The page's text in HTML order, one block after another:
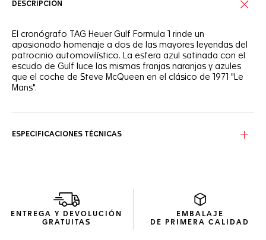
DESCRIPCIÓN
El cronógrafo TAG Heuer Gulf Formula 1 rinde un
apasionado homenaje a dos de las mayores leyendas del
patrocinio automovilístico. La esfera azul satinada con el
escudo de Gulf luce las mismas franjas naranjas y azules
que el coche de Steve McQueen en el clásico de 1971 "Le
Mans".
ESPECIFICACIONES TÉCNICAS
ENTREGA Y DEVOLUCIÓN
GRATUITAS
EMBALAJE
DE PRIMERA CALIDAD